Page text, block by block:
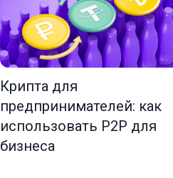
Крипта для
предпринимателей: как
использовать P2P для
бизнеса